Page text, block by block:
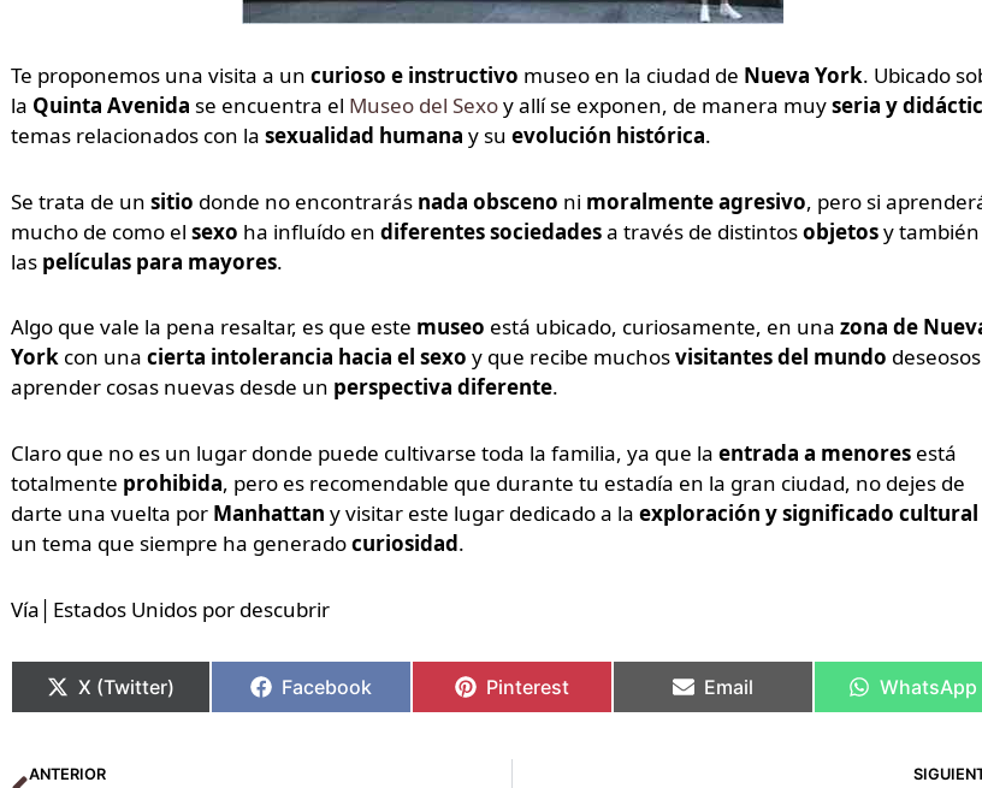
Te proponemos una visita a un curioso e instructivo museo en la ciudad de Nueva York. Ubicado
la Quinta Avenida se encuentra el Museo del Sexoy allí se exponen, de manera muyseria y
temas relacionados con la sexualidad humana y su evolución histórica.
Se trata de un sitio donde no encontrarás nada obsceno ni moralmente agresivo, pero si
mucho de como el sexo ha influído en diferentes sociedadesa través de distintosobjetosy también
las películas para mayores.
Algo que vale la pena resaltar, es que este museo está ubicado, curiosamente, en una zona de
Yorkcon una cierta intolerancia hacia el sexo y que recibe muchosvisitantes del mundo
aprender cosas nuevas desde un perspectiva diferente.
Claro que no es un lugar donde puede cultivarse toda la familia, ya que la entrada a menores está
totalmente prohibida, pero es recomendable que durante tu estadía en la gran ciudad, no dejes de
darte una vuelta por Manhattan y visitar este lugar dedicado a la exploración y significado cultural
un tema que siempre ha generadocuriosidad.
Vía│Estados Unidos por descubrir
X (Twitter) Facebook Pinterest Email WhatsApp
Ant
ANTERIOR